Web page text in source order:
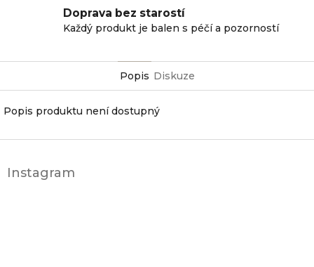
Doprava bez starostí
Každý produkt je balen s péčí a pozorností
Popis Diskuze
Popis produktu není dostupný
pInstagram